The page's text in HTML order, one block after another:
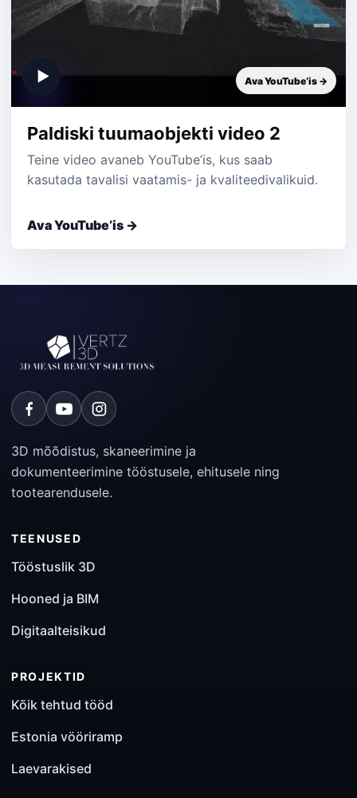
▶ Ava YouTube’is →
Paldiski tuumaobjekti video 2
Teine video avaneb YouTube’is, kus saab
kasutada tavalisi vaatamis- ja kvaliteedivalikuid.
Ava YouTube’is →
3D mõõdistus, skaneerimine ja
dokumenteerimine tööstusele, ehitusele ning
tootearendusele.
TEENUSED
Tööstuslik 3D
Hooned ja BIM
Digitaalteisikud
PROJEKTID
Kõik tehtud tööd
Estonia vööriramp
Laevarakised